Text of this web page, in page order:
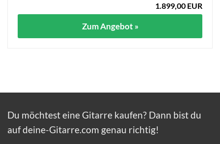
1.899,00 EUR
Zum Angebot »
Du möchtest eine Gitarre kaufen? Dann bist du
auf deine-Gitarre.com genau richtig!